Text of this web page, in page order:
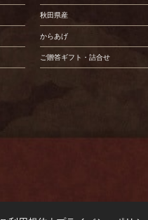
秋田県産
からあげ
ご贈答ギフト・詰合せ